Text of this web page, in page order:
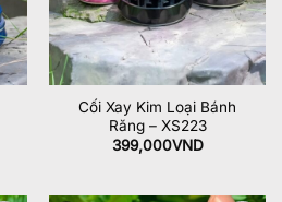
Cối Xay Kim Loại Bánh
Răng – XS223
399,000VND